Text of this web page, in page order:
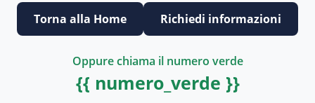
Torna alla Home Richiedi informazioni
Oppure chiama il numero verde
{{ numero_verde }}